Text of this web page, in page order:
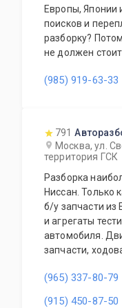
Европы, Японии
поисков и
разборку?
не должен
отличных
(985) 919-63-33
791
Москва, ул.
территория ГСК
Разборка
Ниссан. Только
б/у запчасти из
и агрегаты
автомобиля.
запчасти,
(965) 337-80-79
(915) 450-87-50